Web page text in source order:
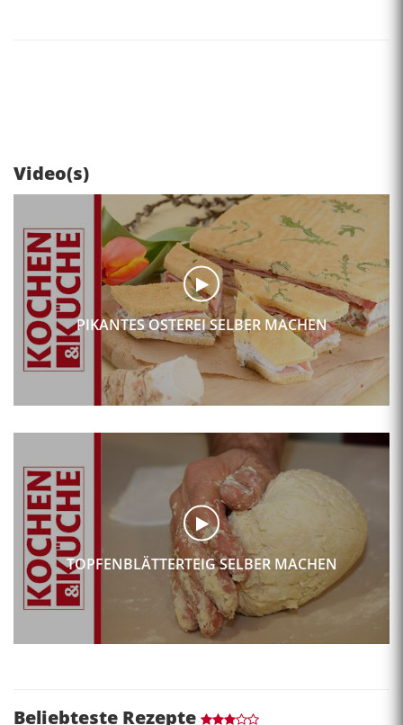
Video(s)
PIKANTES OSTEREI SELBER MACHEN
TOPFENBLÄTTERTEIG SELBER MACHEN
Beliebteste Rezepte